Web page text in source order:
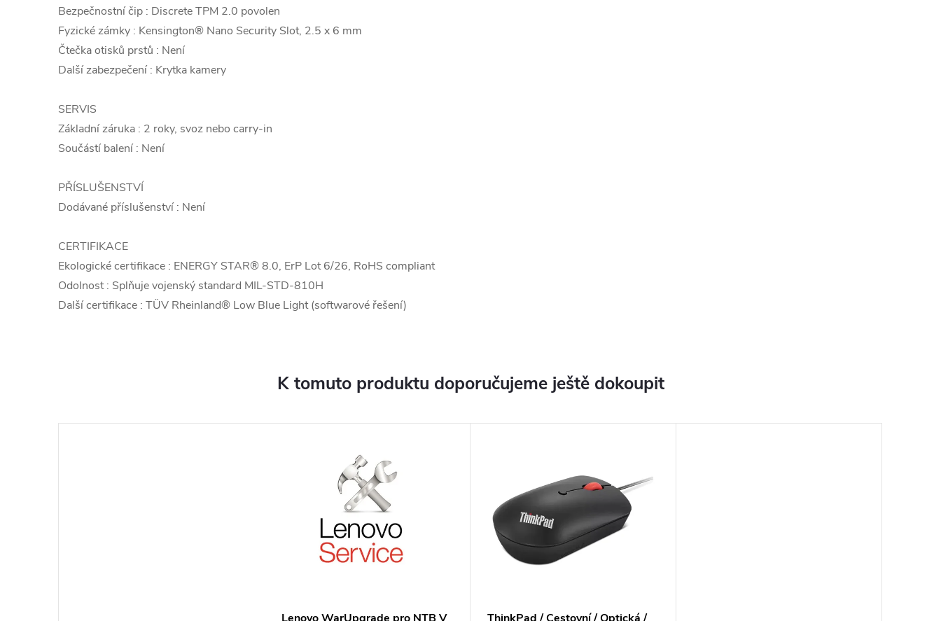
Bezpečnostní čip : Discrete TPM 2.0 povolen
Fyzické zámky : Kensington® Nano Security Slot, 2.5 x 6 mm
Čtečka otisků prstů : Není
Další zabezpečení : Krytka kamery
SERVIS
Základní záruka : 2 roky, svoz nebo carry-in
Součástí balení : Není
PŘÍSLUŠENSTVÍ
Dodávané příslušenství : Není
CERTIFIKACE
Ekologické certifikace : ENERGY STAR® 8.0, ErP Lot 6/26, RoHS compliant
Odolnost : Splňuje vojenský standard MIL-STD-810H
Další certifikace : TÜV Rheinland® Low Blue Light (softwarové řešení)
K tomuto produktu doporučujeme ještě dokoupit